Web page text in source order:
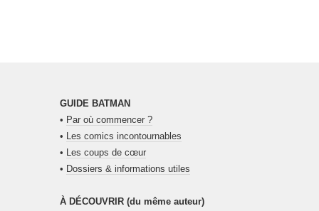
GUIDE BATMAN
• Par où commencer ?
•
Les comics incontournables
•
Les coups de cœur
• Dossiers & informations utiles
À DÉCOUVRIR (du même auteur)